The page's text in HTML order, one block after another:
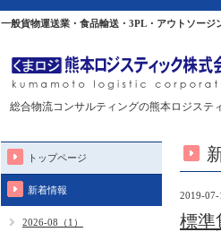
一般貨物運送業・食品輸送・3PL・アウトソー
総合物流コンサルティングの熊本ロジステ
2019-07-
標準
トップページ
新着情報
2026-08（1）